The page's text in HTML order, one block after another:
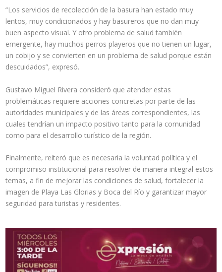
“Los servicios de recolección de la basura han estado muy
lentos, muy condicionados y hay basureros que no dan muy
buen aspecto visual. Y otro problema de salud también
emergente, hay muchos perros playeros que no tienen un lugar,
un cobijo y se convierten en un problema de salud porque están
descuidados”, expresó.
Gustavo Miguel Rivera consideró que atender estas
problemáticas requiere acciones concretas por parte de las
autoridades municipales y de las áreas correspondientes, las
cuales tendrían un impacto positivo tanto para la comunidad
como para el desarrollo turístico de la región.
Finalmente, reiteró que es necesaria la voluntad política y el
compromiso institucional para resolver de manera integral estos
temas, a fin de mejorar las condiciones de salud, fortalecer la
imagen de Playa Las Glorias y Boca del Río y garantizar mayor
seguridad para turistas y residentes.